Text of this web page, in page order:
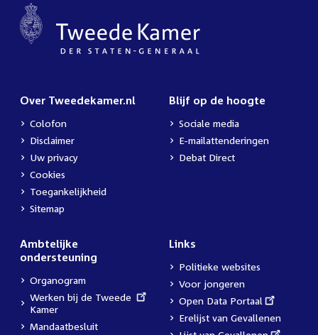
Over Tweedekamer.nl
Colofon
Disclaimer
Uw privacy
Cookies
Toegankelijkheid
Sitemap
Blijf op de hoogte
Sociale media
E-mailattenderingen
Debat Direct
Ambtelijke
ondersteuning
Organogram
External
link:
Werken bij de Tweede
Kamer
Mandaatbesluit
Links
Politieke websites
Voor jongeren
External
link:
Open Data Portaal
Erelijst van Gevallenen